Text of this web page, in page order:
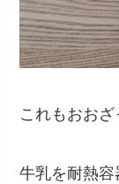
これもおお
牛乳を耐熱